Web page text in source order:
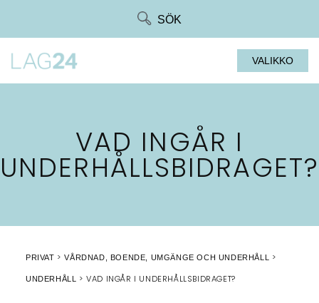
SÖK
VALIKKO
VAD INGÅR I
UNDERHÅLLSBIDRAGET?
PRIVAT VÅRDNAD, BOENDE, UMGÄNGE OCH UNDERHÅLL
UNDERHÅLL VAD INGÅR I UNDERHÅLLSBIDRAGET?